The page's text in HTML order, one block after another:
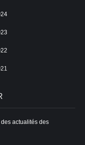
actualités des